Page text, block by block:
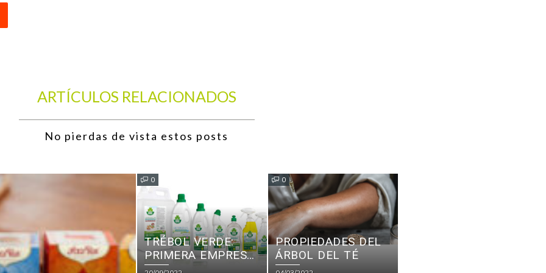
ARTÍCULOS RELACIONADOS
No pierdas de vista estos posts
0
TRÉBOL VERDE:
PRIMERA EMPRESA
EUROPEA EN
0
PROPIEDADES DEL
ÁRBOL DEL TÉ